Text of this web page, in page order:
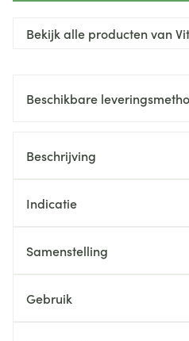
Bekijk alle producten van
Beschikbare
Beschrijving
Indicatie
Samenstelling
Gebruik